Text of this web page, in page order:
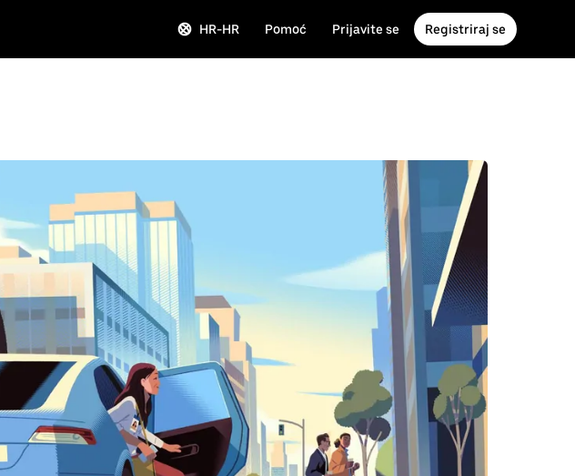
HR-HR Pomoć Prijavite se Registriraj se